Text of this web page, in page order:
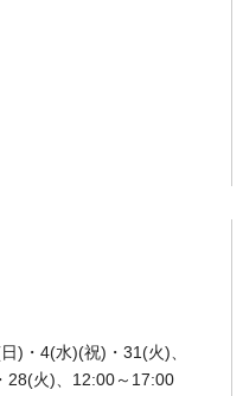
)・4(水)(祝)・31(火)、
28(火)、12:00～17:00